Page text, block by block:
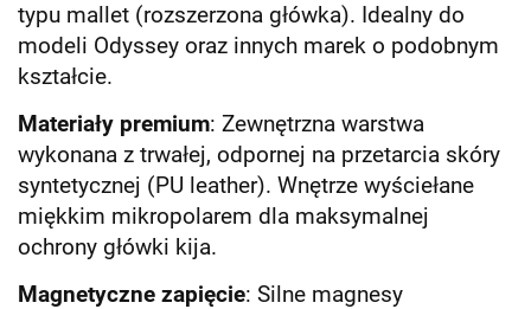
typu mallet (rozszerzona główka). Idealny do
modeli Odyssey oraz innych marek o podobnym
kształcie.
Materiały premium: Zewnętrzna warstwa
wykonana z trwałej, odpornej na przetarcia skóry
syntetycznej (PU leather). Wnętrze wyściełane
miękkim mikropolarem dla maksymalnej
ochrony główki kija.
Magnetyczne zapięcie: Silne magnesy